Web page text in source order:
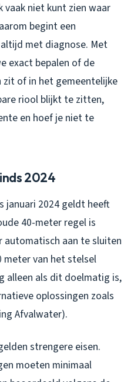
vaak niet kunt zien waar
begint een
met diagnose. Met
exact bepalen of de
of in het gemeentelijke
riool blijkt te zitten,
en hoef je niet te
2024
januari 2024 geldt heeft
40-meter regel is
automatisch aan te sluiten
meter van het stelsel
alleen als dit doelmatig is,
oplossingen zoals
Afvalwater).
strengere eisen.
moeten minimaal